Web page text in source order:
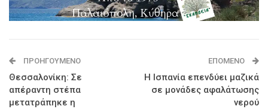
ΠΡΟΗΓΟΎΜΕΝΟ
Θεσσαλονίκη: Σε
απέραντη στέπα
μετατράπηκε η
ΕΠΌΜΕΝΟ
Η Ισπανία επενδύει μαζικά
σε μονάδες αφαλάτωσης
νερού